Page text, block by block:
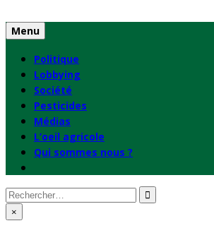
to
content
Menu
Politique
Lobbying
Société
Pesticides
Médias
L’oeil agricole
Qui sommes nous ?
Rechercher
: ×